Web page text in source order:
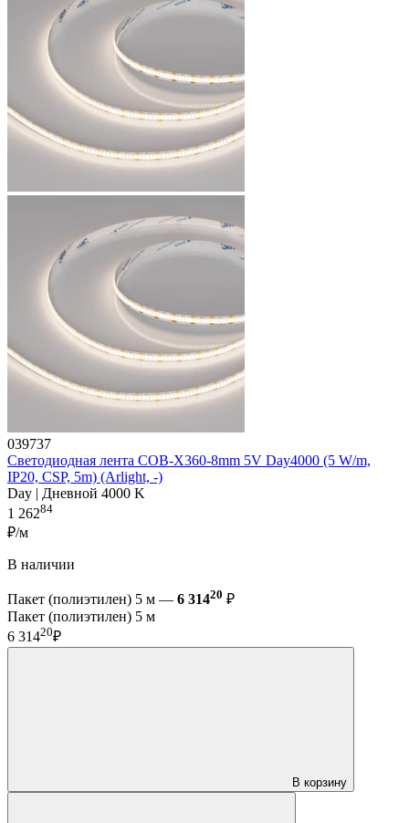
039737
Светодиодная лента COB-X360-8mm 5V Day4000 (5 W/m,
IP20, CSP, 5m) (Arlight, -)
Day | Дневной 4000 K
1 26284
₽/м
В наличии
Пакет (полиэтилен) 5 м — 6 31420 ₽
Пакет (полиэтилен) 5 м
6 31420₽
В корзину